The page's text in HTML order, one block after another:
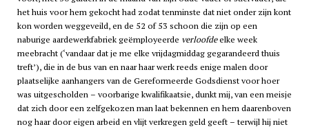
het huis voor hem gekocht had zodat tenminste dat niet onder zijn kont
kon worden weggeveild, en de 52 of 53 schoon die zijn op een
naburige aardewerkfabriek geëmployeerde verloofdeelke week
meebracht (‘vandaar dat je me elke vrijdagmiddag gegarandeerd thuis
treft’), die in de bus van en naar haar werk reeds enige malen door
plaatselijke aanhangers van de Gereformeerde Godsdienst voor hoer
was uitgescholden – voorbarige kwalifikaatsie, dunkt mij, van een meisje
dat zich door een zelfgekozen man laat bekennen en hem daarenboven
nog haar door eigen arbeid en vlijt verkregen geld geeft – terwijl hij niet